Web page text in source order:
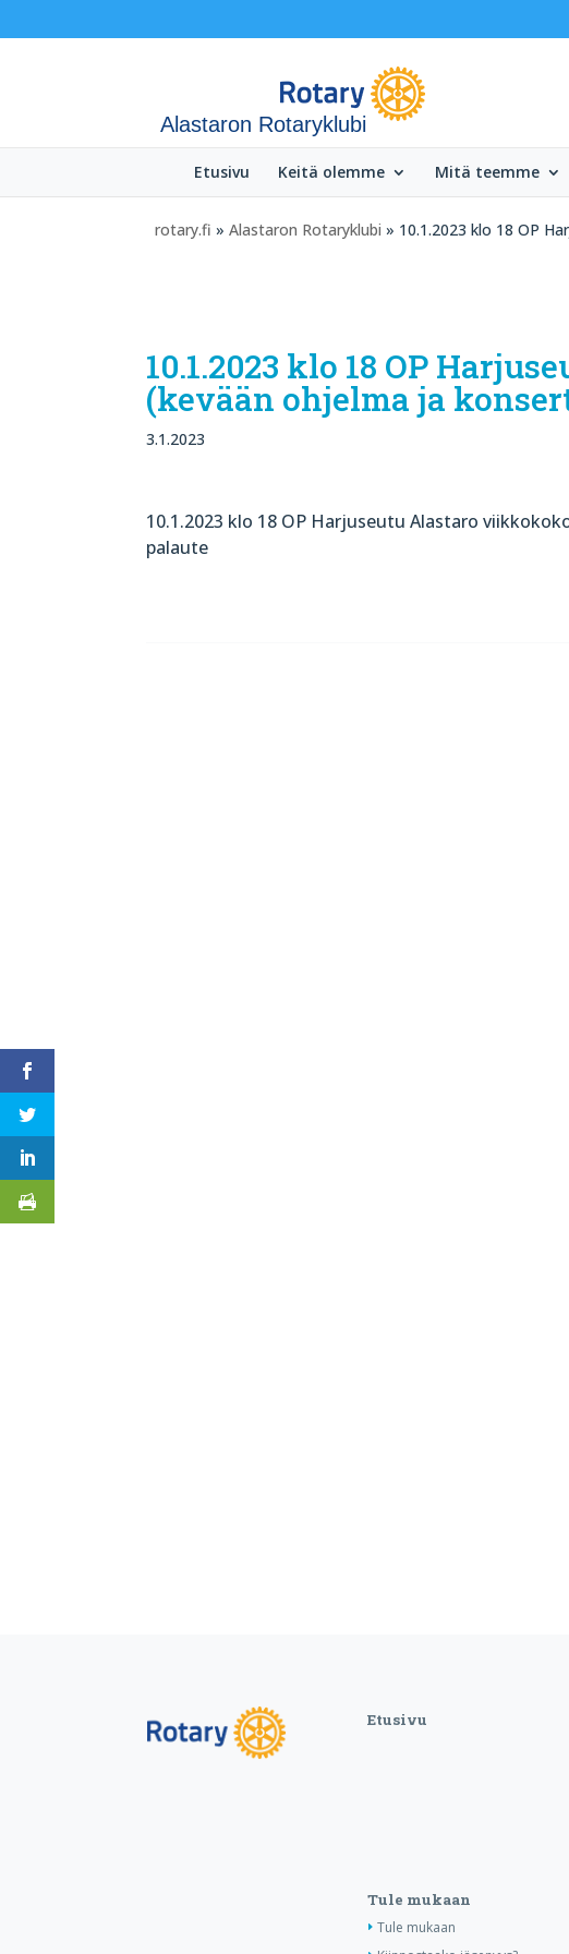
Alastaron Rotaryklubi
Etusivu Keitä olemme Mitä teemme
rotary.fi » Alastaron Rotaryklubi » 10.1.2023 klo 18 OP
10.1.2023 klo 18 OP
(kevään ohjelma ja
3.1.2023
10.1.2023 klo 18 OP Harjuseutu Alastaro
palaute
Etusivu
Tule mukaan
Tule mukaan